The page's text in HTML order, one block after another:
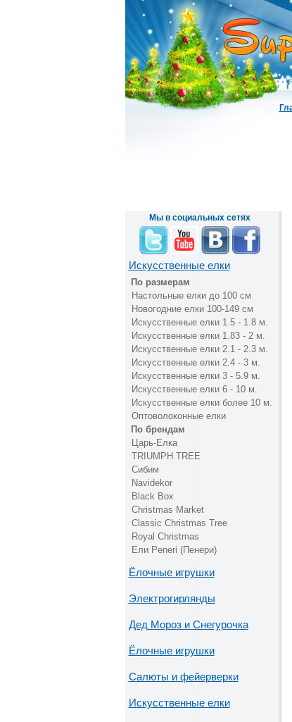
Мы в социальных сетях
Искусственные елки
По размерам
Настольные елки до 100 см
Новогодние елки 100-149 см
Искусственные елки 1.5 - 1.8 м.
Искусственные елки 1.83 - 2 м.
Искусственные елки 2.1 - 2.3 м.
Искусственные елки 2.4 - 3 м.
Искусственные елки 3 - 5.9 м.
Искусственные елки 6 - 10 м.
Искусственные елки более 10 м.
Оптоволоконные елки
По брендам
Царь-Елка
TRIUMPH TREE
Сибим
Navidekor
Black Box
Christmas Market
Classic Christmas Tree
Royal Christmas
Ели Peneri (Пенери)
Ёлочные игрушки
Электрогирлянды
Дед Мороз и Снегурочка
Ёлочные игрушки
Салюты и фейерверки
Искусственные елки